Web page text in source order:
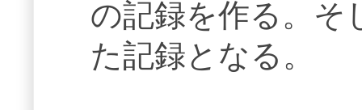
の記録を作る。そ
た記録となる。